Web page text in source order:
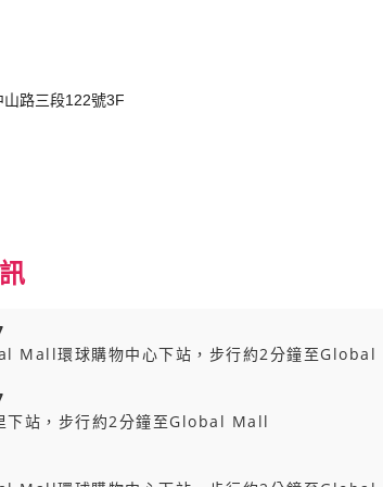
路三段122號3F
Mall環球購物中心下站，步行約2分鐘至
下站，步行約2分鐘至Global Mall